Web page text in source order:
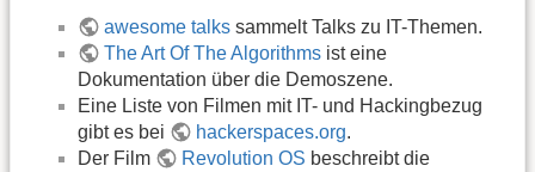
awesome talks sammelt Talks zu IT-Themen.
The Art Of The Algorithms ist eine
Dokumentation über die Demoszene.
Eine Liste von Filmen mit IT- und Hackingbezug
gibt es bei
hackerspaces.org.
Der Film
Revolution OS beschreibt die